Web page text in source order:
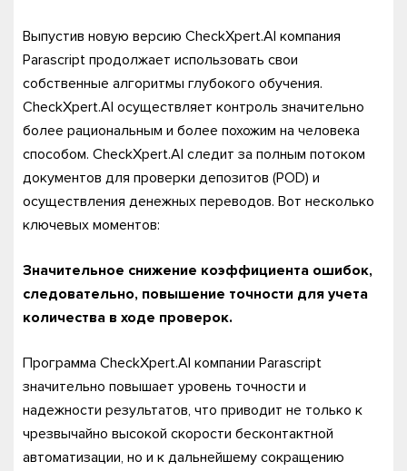
Выпустив новую версию CheckXpert.AI компания
Parascript продолжает использовать свои
собственные алгоритмы глубокого обучения.
CheckXpert.AI осуществляет контроль значительно
более рациональным и более похожим на человека
способом. CheckXpert.AI следит за полным потоком
документов для проверки депозитов (POD) и
осуществления денежных переводов. Вот несколько
ключевых моментов:
Значительное снижение коэффициента ошибок,
следовательно, повышение точности для учета
количества в ходе проверок.
Программа CheckXpert.AI компании Parascript
значительно повышает уровень точности и
надежности результатов, что приводит не только к
чрезвычайно высокой скорости бесконтактной
автоматизации, но и к дальнейшему сокращению